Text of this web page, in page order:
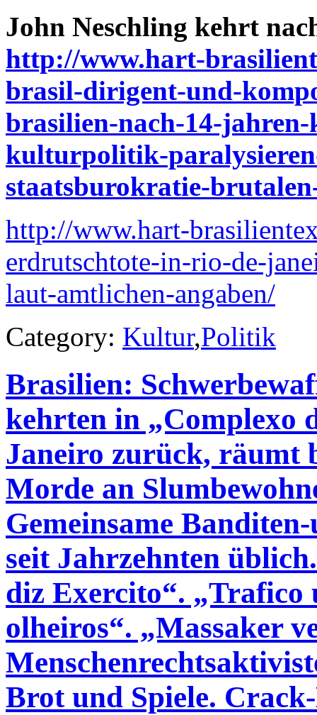
John Neschling kehrt
http://www.hart-
brasil-dirigent-und-
brasilien-nach-14-
kulturpolitik-
staatsburokratie-
http://www.hart-
erdrutschtote-in-rio-de-
laut-amtlichen-angaben/
Category: Kultur,Politik
Brasilien:
kehrten in „Complexo
Janeiro zurück, räumt
Morde an
Gemeinsame
seit Jahrzehnten
diz Exercito“. „Trafico
olheiros“. „Massaker
Brot und Spiele.